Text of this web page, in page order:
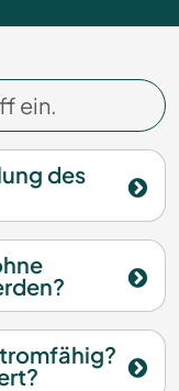
des